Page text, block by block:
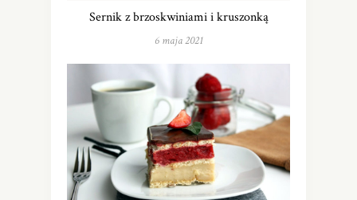
Sernik z brzoskwiniami i kruszonką
6 maja 2021